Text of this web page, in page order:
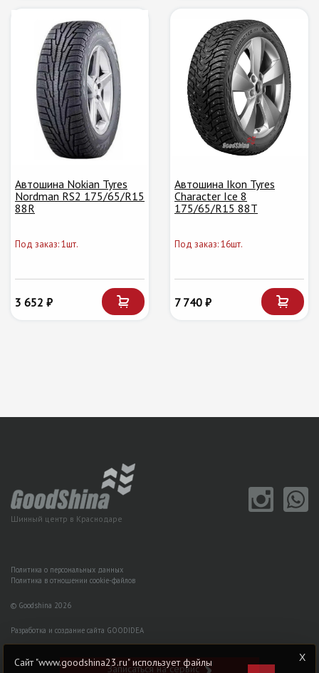
Автошина Nokian Tyres
Nordman RS2 175/65/R15
88R
Под заказ: 1шт.
3 652 ₽
Автошина Ikon Tyres
Character Ice 8
175/65/R15 88T
Под заказ: 16шт.
7 740 ₽
Шинный центр в Краснодаре
Политика о персональных данных
Политика в отношении cookie-файлов
© Goodshina 2026
Разработка и создание сайта GOODIDEA
Записаться на сервис
Сайт "www.goodshina23.ru" использует файлы